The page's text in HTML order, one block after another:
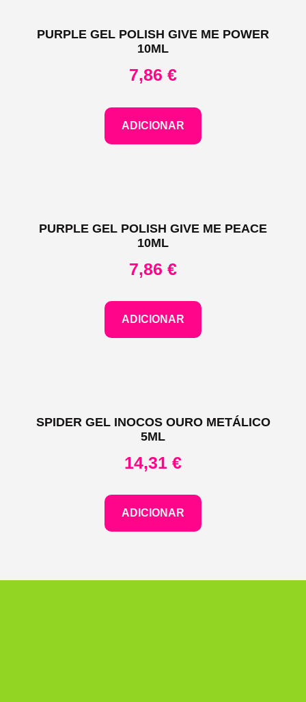
PURPLE GEL POLISH GIVE ME POWER
10ML
7,86 €
ADICIONAR
PURPLE GEL POLISH GIVE ME PEACE
10ML
7,86 €
ADICIONAR
SPIDER GEL INOCOS OURO METÁLICO
5ML
14,31 €
ADICIONAR